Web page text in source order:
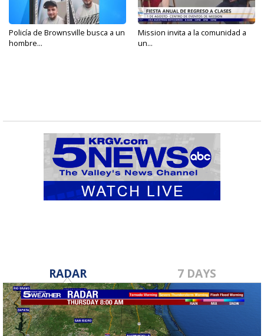
Policía de Brownsville busca a un
hombre...
Mission invita a la comunidad a
un...
RADAR 7 DAYS